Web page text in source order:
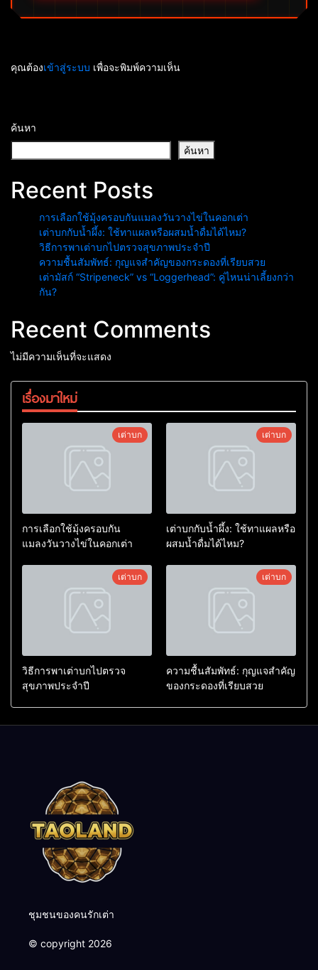
คุณต้องเข้าสู่ระบบ เพื่อจะพิมพ์ความเห็น
ค้นหา
ค้นหา
Recent Posts
การเลือกใช้มุ้งครอบกันแมลงวันวางไข่ในคอกเต่า
เต่าบกกับน้ำผึ้ง: ใช้ทาแผลหรือผสมน้ำดื่มได้ไหม?
วิธีการพาเต่าบกไปตรวจสุขภาพประจำปี
ความชื้นสัมพัทธ์: กุญแจสำคัญของกระดองที่เรียบสวย
เต่ามัสก์ “Stripeneck” vs “Loggerhead”: คู่ไหนน่าเลี้ยงกว่า
กัน?
Recent Comments
ไม่มีความเห็นที่จะแสดง
เรื่องมาใหม่
เต่าบก
การเลือกใช้มุ้งครอบกัน
แมลงวันวางไข่ในคอกเต่า
เต่าบก
เต่าบกกับน้ำผึ้ง: ใช้ทาแผลหรือ
ผสมน้ำดื่มได้ไหม?
เต่าบก
วิธีการพาเต่าบกไปตรวจ
สุขภาพประจำปี
เต่าบก
ความชื้นสัมพัทธ์: กุญแจสำคัญ
ของกระดองที่เรียบสวย
ชุมชนของคนรักเต่า
© copyright 2026